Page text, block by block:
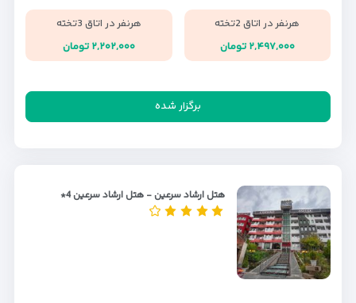
هرنفر در اتاق 2تخته
۲,۴۹۷,۰۰۰ تومان
هرنفر در اتاق 3تخته
۲,۲۰۲,۰۰۰ تومان
برگزار شده
هتل ارشاد سرعین - هتل ارشاد سرعین 4*